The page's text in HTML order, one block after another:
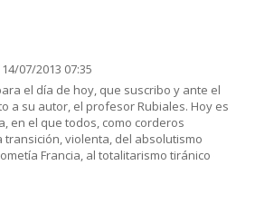
07/2013 07:35
el día de hoy, que suscribo y ante el
a su autor, el profesor Rubiales. Hoy es
en el que todos, como corderos
transición, violenta, del absolutismo
Francia, al totalitarismo tiránico